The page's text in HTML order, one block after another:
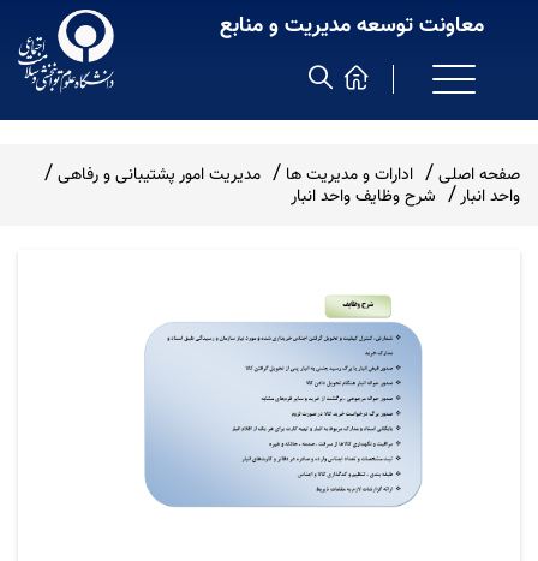
معاونت توسعه مدیریت و منابع
صفحه اصلی ادارات و مدیریت ها
مدیریت امور پشتیبانی و رفاهی
واحد انبار
شرح وظایف واحد انبار